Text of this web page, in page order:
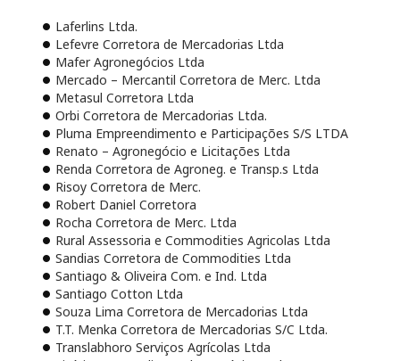
Laferlins Ltda.
Lefevre Corretora de Mercadorias Ltda
Mafer Agronegócios Ltda
Mercado – Mercantil Corretora de Merc. Ltda
Metasul Corretora Ltda
Orbi Corretora de Mercadorias Ltda.
Pluma Empreendimento e Participações S/S LTDA
Renato – Agronegócio e Licitações Ltda
Renda Corretora de Agroneg. e Transp.s Ltda
Risoy Corretora de Merc.
Robert Daniel Corretora
Rocha Corretora de Merc. Ltda
Rural Assessoria e Commodities Agricolas Ltda
Sandias Corretora de Commodities Ltda
Santiago & Oliveira Com. e Ind. Ltda
Santiago Cotton Ltda
Souza Lima Corretora de Mercadorias Ltda
T.T. Menka Corretora de Mercadorias S/C Ltda.
Translabhoro Serviços Agrícolas Ltda